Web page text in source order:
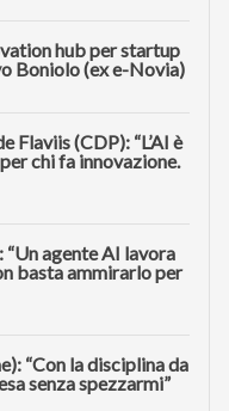
hub per startup
Boniolo (ex e-Novia)
Flaviis (CDP): “L’AI è
chi fa innovazione.
agente AI lavora
basta ammirarlo per
“Con la disciplina da
senza spezzarmi”